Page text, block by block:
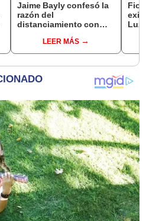
Jaime Bayly confesó la
razón del
distanciamiento con
del departamento
donde vivían junto a su
LEER MÁS
Luz,